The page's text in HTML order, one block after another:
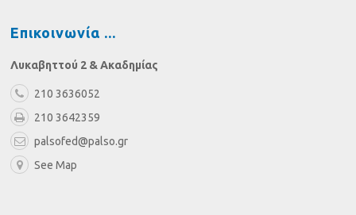
Επικοινωνία
Λυκαβηττού 2 & Ακαδημίας
210 3636052
210 3642359
palsofed@palso.gr
See Map